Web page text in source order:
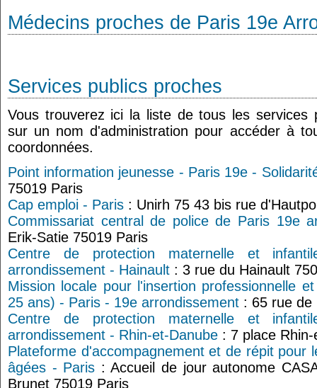
Médecins proches de Paris 19e
Services publics proches
Vous trouverez ici la liste de tous les services
sur un nom d'administration pour accéder à
coordonnées.
Point information jeunesse - Paris 19e -
75019 Paris
Cap emploi - Paris : Unirh 75 43 bis rue
Commissariat central de police de Paris 19e
Erik-Satie 75019 Paris
Centre de protection maternelle et
arrondissement - Hainault : 3 rue du Hainault
Mission locale pour l'insertion professionnelle
25 ans) - Paris - 19e arrondissement : 65 rue de
Centre de protection maternelle et
arrondissement - Rhin-et-Danube : 7 place
Plateforme d'accompagnement et de répit pour
âgées - Paris : Accueil de jour autonome
Brunet 75019 Paris